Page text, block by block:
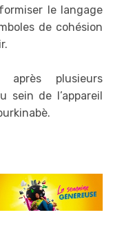
le langage
de cohésion
plusieurs
sein de l’appareil